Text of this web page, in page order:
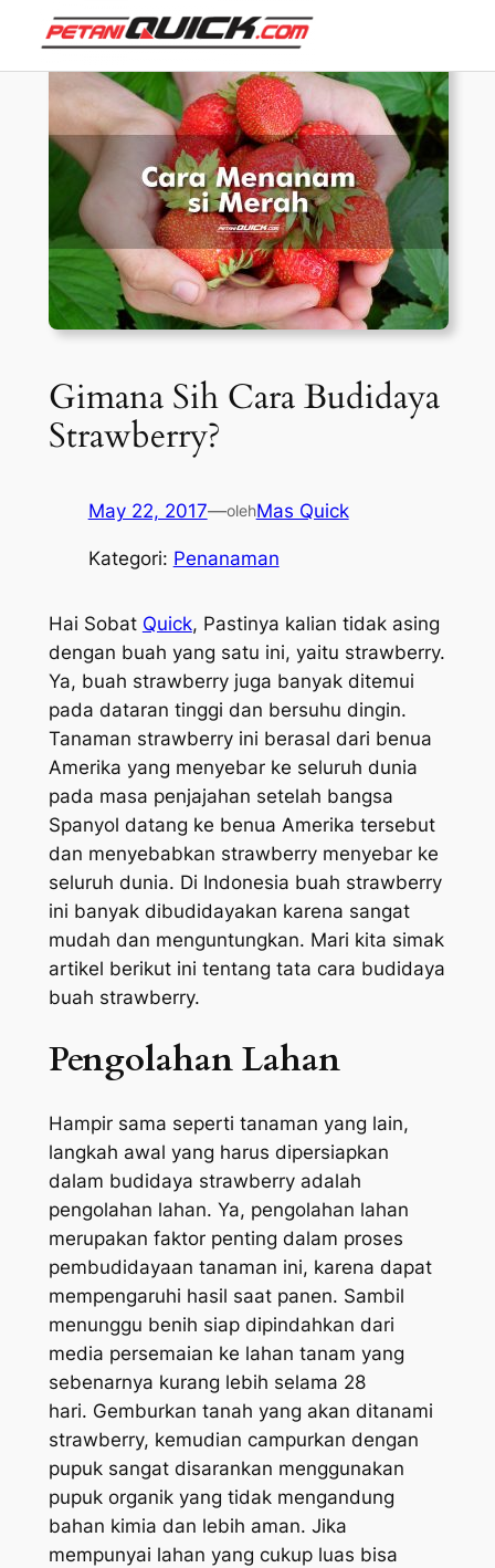
Gimana Sih Cara Budidaya
Strawberry?
May 22, 2017—olehMas Quick
Kategori: Penanaman
Hai Sobat Quick, Pastinya kalian tidak asing
dengan buah yang satu ini, yaitu strawberry.
Ya, buah strawberry juga banyak ditemui
pada dataran tinggi dan bersuhu dingin.
Tanaman strawberry ini berasal dari benua
Amerika yang menyebar ke seluruh dunia
pada masa penjajahan setelah bangsa
Spanyol datang ke benua Amerika tersebut
dan menyebabkan strawberry menyebar ke
seluruh dunia. Di Indonesia buah strawberry
ini banyak dibudidayakan karena sangat
mudah dan menguntungkan. Mari kita simak
artikel berikut ini tentang tata cara budidaya
buah strawberry.
Pengolahan Lahan
Hampir sama seperti tanaman yang lain,
langkah awal yang harus dipersiapkan
dalam budidaya strawberry adalah
pengolahan lahan. Ya, pengolahan lahan
merupakan faktor penting dalam proses
pembudidayaan tanaman ini, karena dapat
mempengaruhi hasil saat panen. Sambil
menunggu benih siap dipindahkan dari
media persemaian ke lahan tanam yang
sebenarnya kurang lebih selama 28
hari. Gemburkan tanah yang akan ditanami
strawberry, kemudian campurkan dengan
pupuk sangat disarankan menggunakan
pupuk organik yang tidak mengandung
bahan kimia dan lebih aman. Jika
mempunyai lahan yang cukup luas bisa